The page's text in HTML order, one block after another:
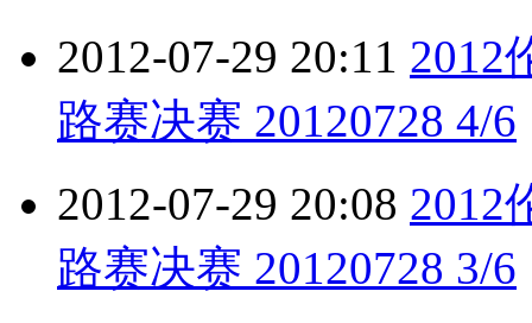
2012-07-29 20:11 2012
路赛决赛 20120728 4/6
2012-07-29 20:08 2012
路赛决赛 20120728 3/6